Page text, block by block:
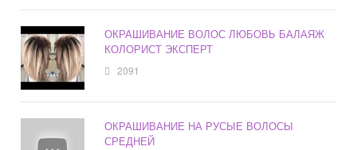
ОКРАШИВАНИЕ ВОЛОС ЛЮБОВЬ БАЛАЯЖ
КОЛОРИСТ ЭКСПЕРТ
2091
ОКРАШИВАНИЕ НА РУСЫЕ ВОЛОСЫ
СРЕДНЕЙ